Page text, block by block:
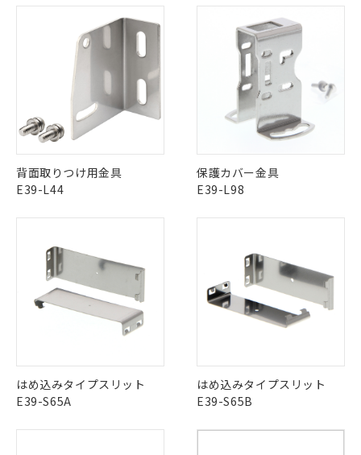
背面取りつけ用金具
E39-L44
保護カバー金具
E39-L98
はめ込みタイプスリット
E39-S65A
はめ込みタイプスリット
E39-S65B
品・サービスに関するお客様との取
引・商談に必要な範囲で利用すること
をご了承ください。
※当社の共同利用者とは、
"個人情報
の共同利用に関して"
の「1.共同利
用者の範囲」に記載されている法人を
指します。
下記の非含有証明書をダウンロードするこ
とができます。
EU RoHS指令（10物質）の非含有証明書
51物質の非含有証明書（当社基準）
※本証明書は発行日時点で非含有を証明す
るもので、過去に遡って非含有を証明する
ものではありません。
また、RoHS指令のフタル酸エステル類４
荷製品に未対応品が混在することから備考
欄に対応日を記載しておりました。
り、2022年1月12日より割愛しておりま
合意する キャンセル